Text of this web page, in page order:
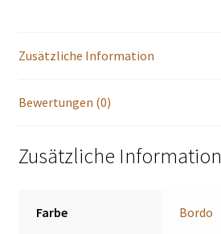
Zusätzliche Information
Bewertungen (0)
Zusätzliche Information
Farbe Bordo